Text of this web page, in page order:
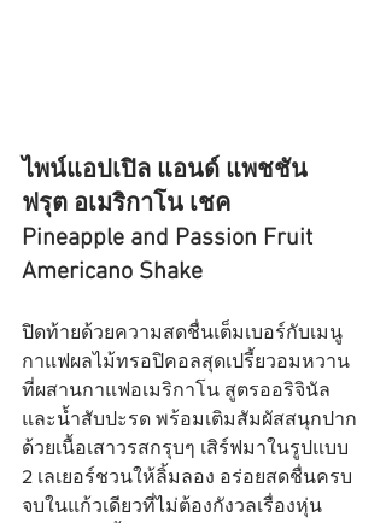
ไพน์แอปเปิล แอนด์ แพชชัน
ฟรุต อเมริกาโน เชค
Pineapple and Passion Fruit
Americano Shake
ปิดท้ายด้วยความสดชื่นเต็มเบอร์กับเมนู
กาแฟผลไม้ทรอปิคอลสุดเปรี้ยวอมหวาน
ที่ผสานกาแฟอเมริกาโน สูตรออริจินัล
และน้ำสับปะรด พร้อมเติมสัมผัสสนุกปาก
ด้วยเนื้อเสาวรสกรุบๆ เสิร์ฟมาในรูปแบบ
2 เลเยอร์ชวนให้ลิ้มลอง อร่อยสดชื่นครบ
จบในแก้วเดียวที่ไม่ต้องกังวลเรื่องหุ่น